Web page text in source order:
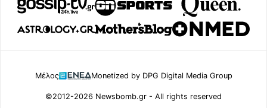
Μέλος Monetized by DPG Digital Media Group
©2012-2026 Newsbomb.gr - All rights reserved